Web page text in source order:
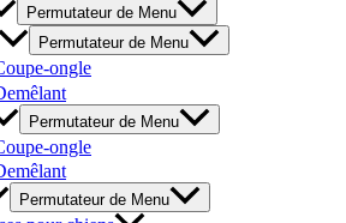
Permutateur de Menu
Permutateur de Menu
ongle
Permutateur de Menu
ongle
Permutateur de Menu